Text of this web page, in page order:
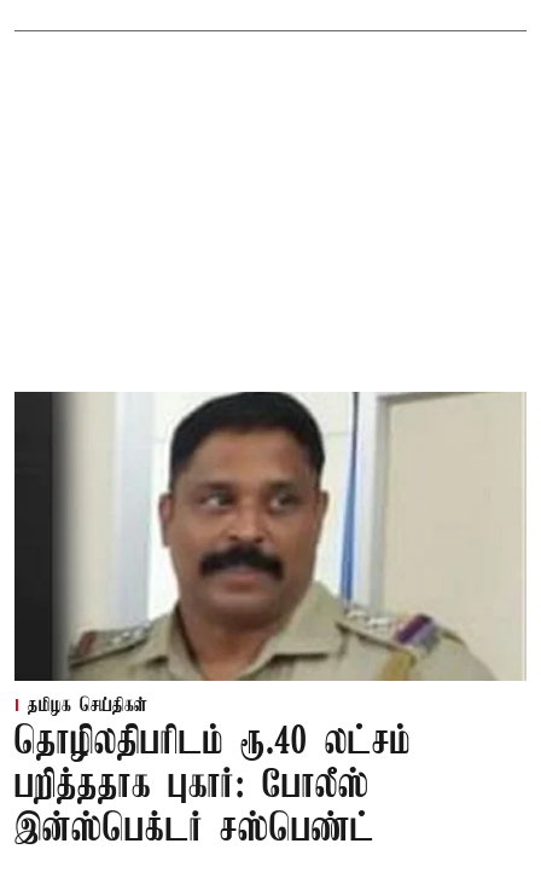
தமிழக செய்திகள்
தொழிலதிபரிடம் ரூ.40 லட்சம்
பறித்ததாக புகார்: போலீஸ்
இன்ஸ்பெக்டர் சஸ்பெண்ட்